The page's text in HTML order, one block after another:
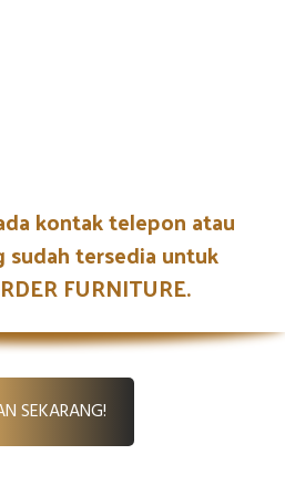
kontak telepon atau
sudah tersedia untuk
FURNITURE.
SEKARANG!